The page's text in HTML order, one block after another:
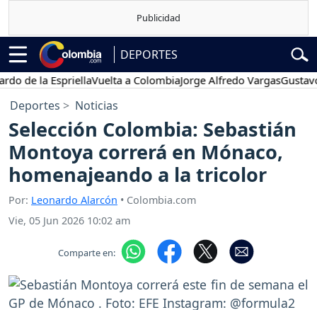
DEPORTES
Espriella Vuelta a ColombiaJorge Alfredo VargasGustavo Petro
Deportes Noticias
Selección Colombia: Sebastián
Montoya correrá en Mónaco,
homenajeando a la tricolor
Por: Leonardo Alarcón • Colombia.com
Vie, 05 Jun 2026 10:02 am
Comparte en: